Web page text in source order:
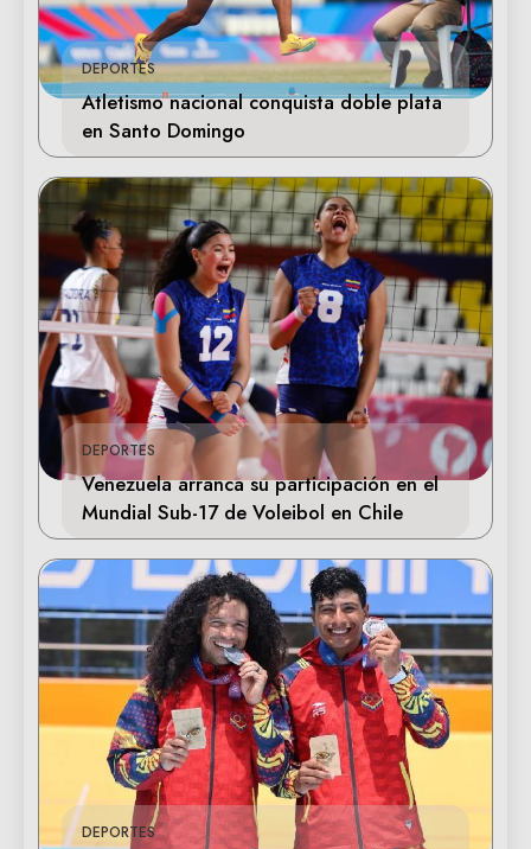
DEPORTES
Atletismo nacional conquista doble plata
en Santo Domingo
DEPORTES
Venezuela arranca su participación en el
Mundial Sub-17 de Voleibol en Chile
DEPORTES